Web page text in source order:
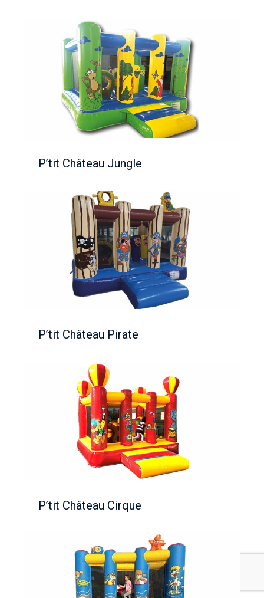
P’tit Château Jungle
P’tit Château Pirate
P’tit Château Cirque